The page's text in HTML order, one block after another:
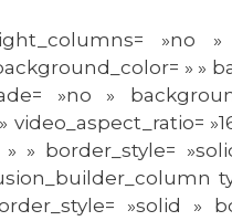
»no
» »
»no »
» border_style=
»solid »